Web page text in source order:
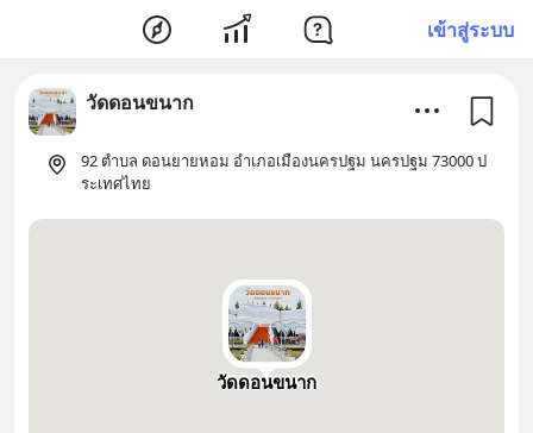
เข้าสู่ระบบ
วัดดอนขนาก
92 ตำบล ดอนยายหอม อำเภอเมืองนครปฐม นครปฐม 73000 ป
ระเทศไทย
วัดดอนขนาก